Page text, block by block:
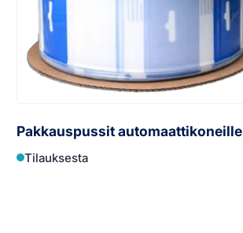
Pakkauspussit automaattikoneille
Tilauksesta